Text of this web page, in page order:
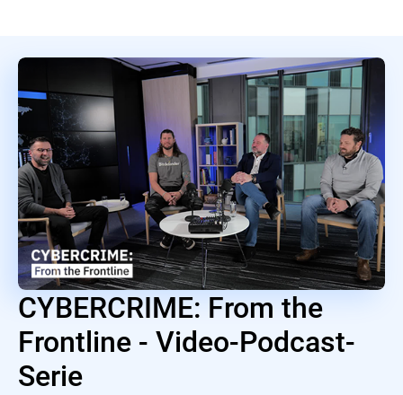
CYBERCRIME: From the
Frontline - Video-Podcast-
Serie